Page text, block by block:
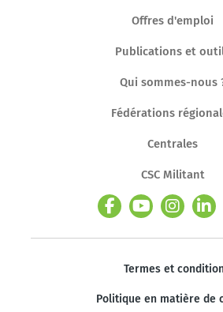
Offres d'emploi
Publications et
Qui sommes-nous
Fédérations
Centrales
CSC Militant
Termes et
Politique en matière de